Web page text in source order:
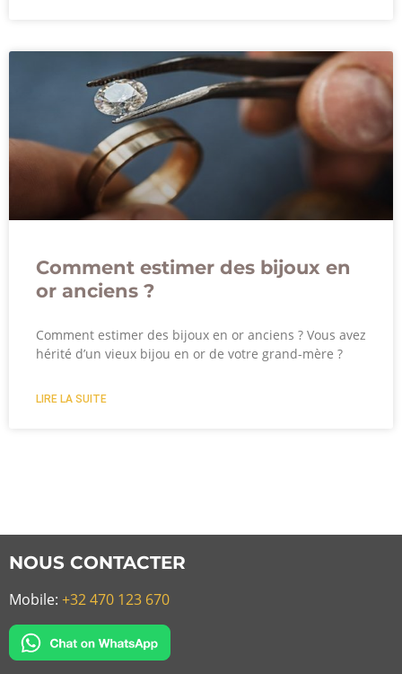
Comment estimer des bijoux en
or anciens ?
Comment estimer des bijoux en or anciens ? Vous avez
hérité d’un vieux bijou en or de votre grand-mère ?
LIRE LA SUITE
NOUS CONTACTER
Mobile: +32 470 123 670